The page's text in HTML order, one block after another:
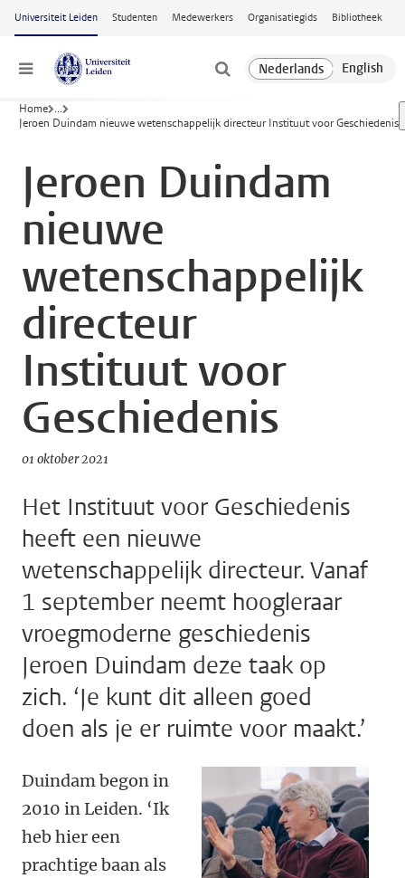
Ga naar hoofdinhoud
Universiteit Leiden Studenten Medewerkers Organisatiegids Bibliotheek
Menu
Home ...
Jeroen Duindam nieuwe wetenschappelijk directeur Instituut voor Geschiedenis
Jeroen Duindam
nieuwe
wetenschappelijk
directeur
Instituut voor
Geschiedenis
01 oktober 2021
Het Instituut voor Geschiedenis
heeft een nieuwe
wetenschappelijk directeur. Vanaf
1 september neemt hoogleraar
vroegmoderne geschiedenis
Jeroen Duindam deze taak op
zich. ‘Je kunt dit alleen goed
doen als je er ruimte voor maakt.’
Duindam begon in
2010 in Leiden. ‘Ik
heb hier een
prachtige baan als